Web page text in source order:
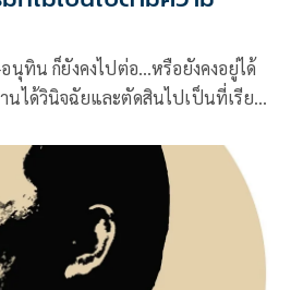
นุทิน ก็ยังคงไปต่อ…หรือยังคงอยู่ได้
นได้วินิจฉัยและตัดสินไปเป็นที่เรียบ
ลึก รู้มาก แต่อาจไม่รู้จักตัวเอง
สนุกสนานอยู่กับการร่ำลือถึงนายก
นต้นด้วยตัวอักษร ศ.ศาลา อาจถึงขั้น
อไม่? อย่างไร? ก็มิอาจคาดคำนวณ